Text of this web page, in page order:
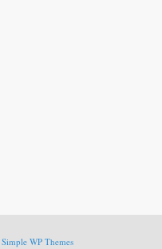
Simple WP Themes